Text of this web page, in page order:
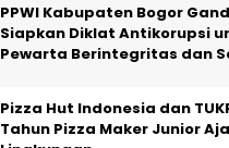
PPWI Kabupaten Bogor
Siapkan Diklat Antikorupsi
Pewarta Berintegritas dan
Pizza Hut Indonesia dan
Tahun Pizza Maker Junior